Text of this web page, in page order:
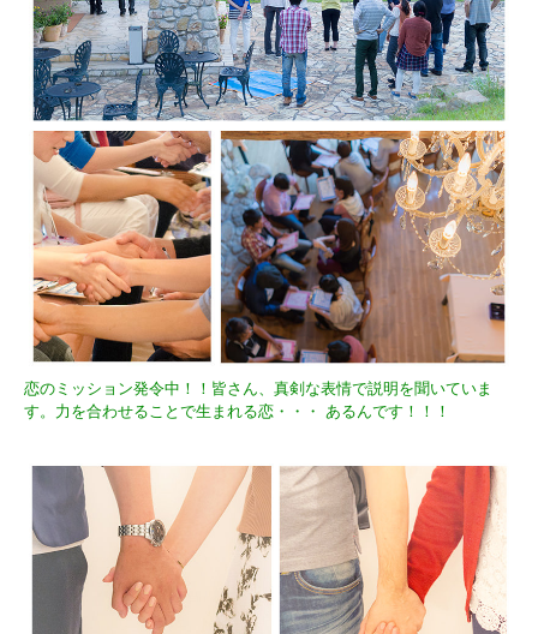
恋のミッション発令中！！皆さん、真剣な表情で説明を聞いていま
す。力を合わせることで生まれる恋・・・ あるんです！！！